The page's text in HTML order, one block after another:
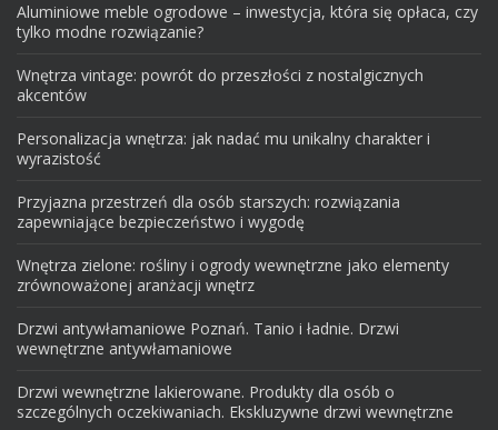
Aluminiowe meble ogrodowe – inwestycja, która się opłaca, czy
tylko modne rozwiązanie?
Wnętrza vintage: powrót do przeszłości z nostalgicznych
akcentów
Personalizacja wnętrza: jak nadać mu unikalny charakter i
wyrazistość
Przyjazna przestrzeń dla osób starszych: rozwiązania
zapewniające bezpieczeństwo i wygodę
Wnętrza zielone: rośliny i ogrody wewnętrzne jako elementy
zrównoważonej aranżacji wnętrz
Drzwi antywłamaniowe Poznań. Tanio i ładnie. Drzwi
wewnętrzne antywłamaniowe
Drzwi wewnętrzne lakierowane. Produkty dla osób o
szczególnych oczekiwaniach. Ekskluzywne drzwi wewnętrzne